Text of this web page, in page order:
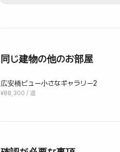
同じ建物の他のお部屋
広安橋ビュー小さなギャラリー2
¥88,300 / 週